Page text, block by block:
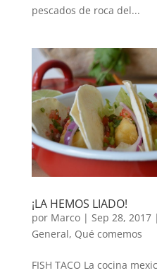
pescados de roca del...
¡LA HEMOS LIADO!
por Marco| Sep 28, 2017|
General, Qué comemos
FISH TACO La cocina